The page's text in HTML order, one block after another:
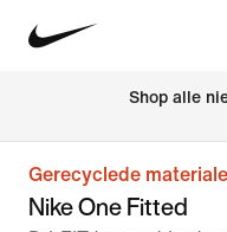
Shop alle
Gerecyclede
Nike One Fitted